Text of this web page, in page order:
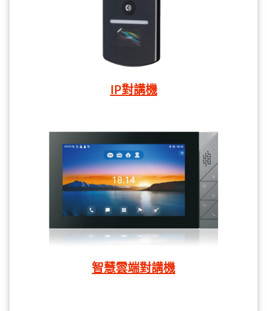
IP對講機
智慧雲端對講機